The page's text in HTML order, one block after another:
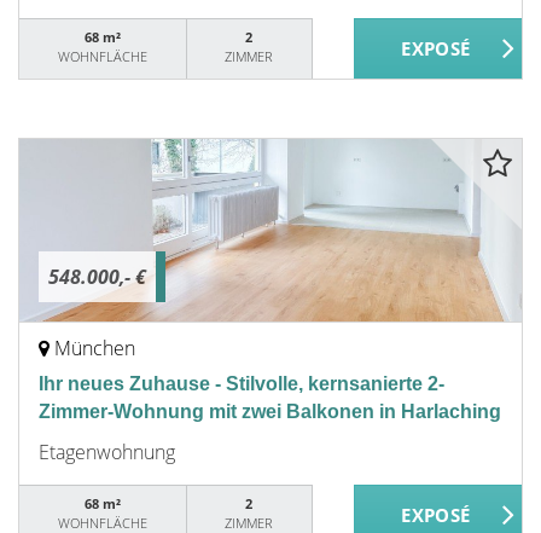
68 m²
WOHNFLÄCHE
2
ZIMMER
548.000,- €
München
Ihr neues Zuhause - Stilvolle, kernsanierte 2-
Zimmer-Wohnung mit zwei Balkonen in Harlaching
Etagenwohnung
68 m²
WOHNFLÄCHE
2
ZIMMER